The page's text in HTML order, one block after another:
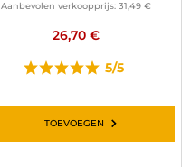
Aanbevolen verkoopprijs: 31,49 €
26,70 €
5/5
TOEVOEGEN